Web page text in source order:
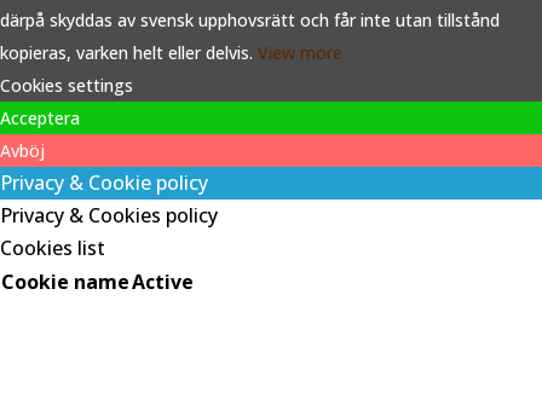
därpå skyddas av svensk upphovsrätt och får inte utan tillstånd
kopieras, varken helt eller delvis. View more
Cookies settings
Acceptera
Avböj
Privacy & Cookie policy
Privacy & Cookies policy
Cookies list
Cookie nameActive